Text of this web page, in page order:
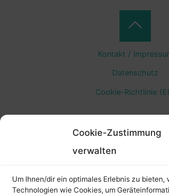
Cookie-Zustimmung
verwalten
Um Ihnen/dir ein optimales Erlebnis zu bieten,
Technologien wie Cookies, um
Kontakt /
Datenschutz
Cookie-Richtlinie
Back
to